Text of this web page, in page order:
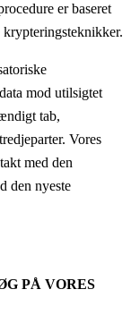
er baseret
krypteringsteknikker.
mod utilsigtet
tab,
Vores
med den
den nyeste
PÅ VORES